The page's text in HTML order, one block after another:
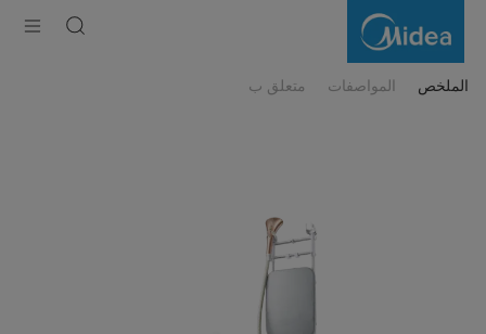
Steamer
الملخص المواصفات متعلق ب